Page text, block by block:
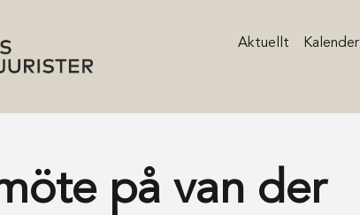
Aktuellt Kalender
på van der